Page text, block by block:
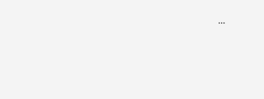
...